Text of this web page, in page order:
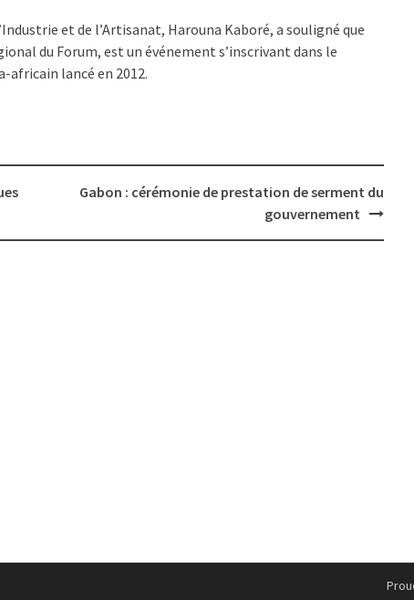
et de l’Artisanat, Harouna Kaboré, a souligné que
du Forum, est un événement s’inscrivant dans le
lancé en 2012.
Gabon : cérémonie de prestation de serment du
gouvernement